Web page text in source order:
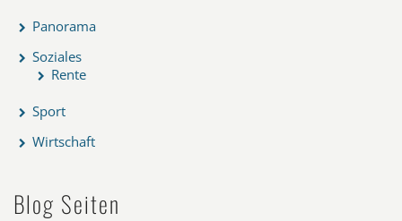
Panorama
Soziales
Rente
Sport
Wirtschaft
Blog Seiten